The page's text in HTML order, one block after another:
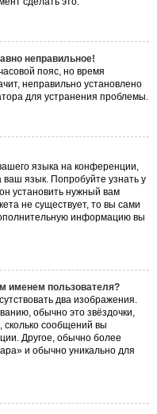
неправильное!
пояс, но время
неправильно установлено
для устранения проблемы.
языка на конференции,
язык. Попробуйте узнать у
установить нужный вам
не существует, то вы сами
информацию вы
именем пользователя?
два изображения.
обычно это звёздочки,
сколько сообщений вы
Другое, обычно более
и обычно уникально для